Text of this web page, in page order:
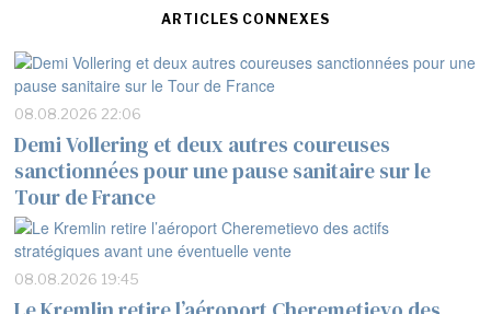
ARTICLES CONNEXES
08.08.2026 22:06
Demi Vollering et deux autres coureuses
sanctionnées pour une pause sanitaire sur le
Tour de France
08.08.2026 19:45